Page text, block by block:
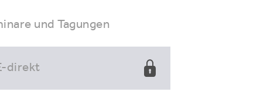
und Tagungen
direkt